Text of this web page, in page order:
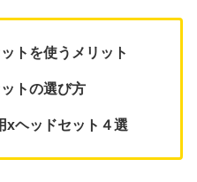
トを使うメリット
トの選び方
xヘッドセット４選